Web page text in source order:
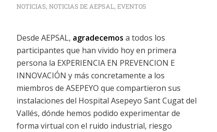
NOTICIAS, NOTICIAS DE AEPSAL, EVENTOS
Desde AEPSAL, agradecemos a todos los
participantes que han vivido hoy en primera
persona la EXPERIENCIA EN PREVENCION E
INNOVACIÓN y más concretamente a los
miembros de ASEPEYO que compartieron sus
instalaciones del Hospital Asepeyo Sant Cugat del
Vallés, dónde hemos podido experimentar de
forma virtual con el ruido industrial, riesgo